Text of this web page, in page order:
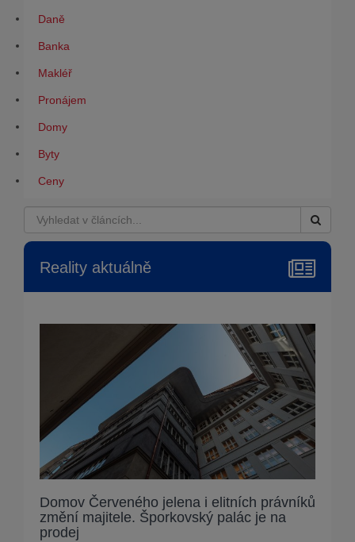
Daně
Banka
Makléř
Pronájem
Domy
Byty
Ceny
Reality aktuálně
Domov Červeného jelena i elitních právníků
změní majitele. Šporkovský palác je na
prodej